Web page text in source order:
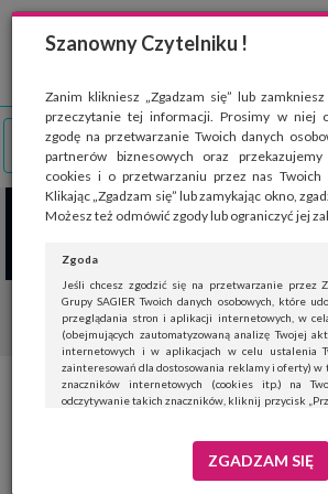
Szanowny Czytelniku !
Zanim klikniesz „Zgadzam się” lub
przeczytanie tej informacji. Prosimy w niej
zgodę na przetwarzanie Twoich danych
partnerów biznesowych oraz
cookies i o przetwarzaniu przez nas Twoich
Klikając „Zgadzam się” lub zamykając okno,
Możesz też odmówić zgody lub ograniczyć jej
Zgoda
Jeśli chcesz zgodzić się na przetwarzanie przez
Grupy SAGIER Twoich danych osobowych, które
przeglądania stron i aplikacji internetowych, w
(obejmujących zautomatyzowaną analizę Twojej
internetowych i w aplikacjach w celu ustalenia
zainteresowań dla dostosowania reklamy i oferty) w
znaczników internetowych (cookies itp.) na
odczytywanie takich znaczników, kliknij przycisk
Jeśli nie chcesz wyrazić zgody, kliknij „Nie teraz”.
Wyrażenie zgody jest dobrowolne. Możesz edytować
ZGADZAM SIĘ
Strona wykorzystuje pliki cookies, które służą
Wyrażając zgodę na używanie 'cookies', zezwalasz
przeglądarki. Przejdź do
polityki cookies
Nawet 3 miliony ludzi
cierpi z powodu